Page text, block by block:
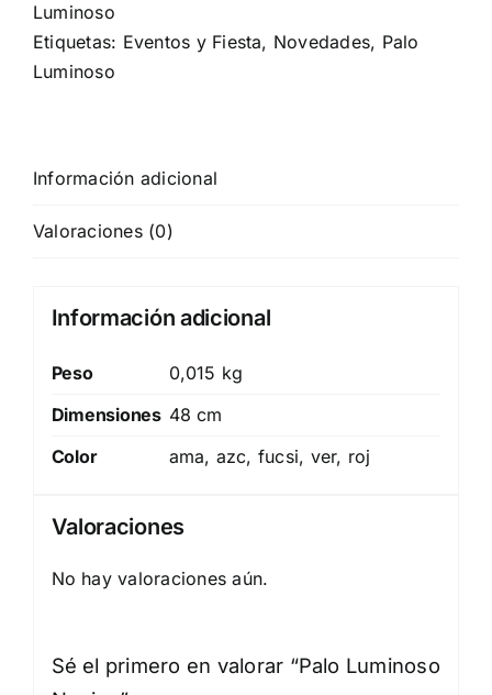
Luminoso
Etiquetas: Eventos y Fiesta, Novedades, Palo
Luminoso
Información adicional
Valoraciones (0)
Información adicional
Peso
0,015 kg
Dimensiones 48 cm
Color
ama, azc, fucsi, ver, roj
Valoraciones
No hay valoraciones aún.
Sé el primero en valorar “Palo Luminoso